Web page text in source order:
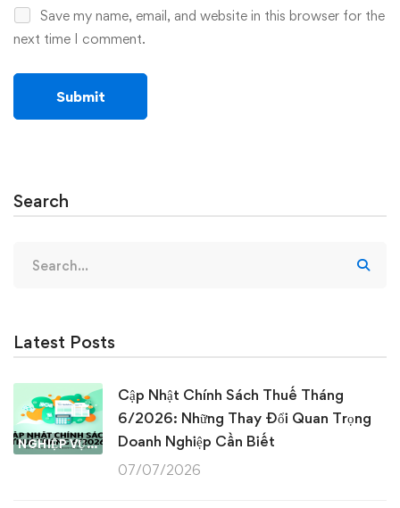
Save my name, email, and website in this browser for the
next time I comment.
Search
for:
Latest Posts
NGHIỆP VỤ KẾ TOÁN & THUẾ
Cập Nhật Chính Sách Thuế Tháng
6/2026: Những Thay Đổi Quan Trọng
Doanh Nghiệp Cần Biết
07/07/2026